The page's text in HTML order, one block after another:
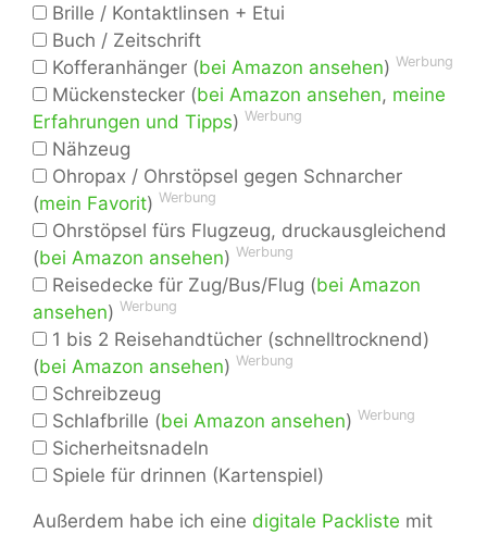
Brille / Kontaktlinsen + Etui
Buch / Zeitschrift
Kofferanhänger (bei Amazon ansehen) Werbung
Mückenstecker (bei Amazon ansehen, meine
Erfahrungen und Tipps) Werbung
Nähzeug
Ohropax / Ohrstöpsel gegen Schnarcher
(mein Favorit) Werbung
Ohrstöpsel fürs Flugzeug, druckausgleichend
(bei Amazon ansehen) Werbung
Reisedecke für Zug/Bus/Flug (bei Amazon
ansehen) Werbung
1 bis 2 Reisehandtücher (schnelltrocknend)
(bei Amazon ansehen) Werbung
Schreibzeug
Schlafbrille (bei Amazon ansehen) Werbung
Sicherheitsnadeln
Spiele für drinnen (Kartenspiel)
Außerdem habe ich eine digitale Packliste mit